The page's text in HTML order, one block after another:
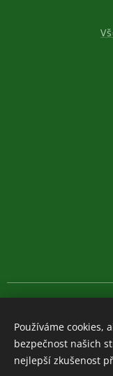
© 2011-2026,
Používáme cookies,
bezpečnost našich
nejlepší zkušenost